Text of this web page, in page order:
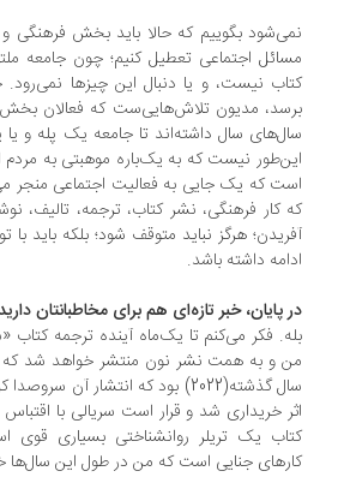
بگوییم که حالا باید بخش فرهنگی و
اجتماعی تعطیل کنیم؛ چون جامعه ملتهب
نیست، و یا دنبال این چیزها نمی‌رود.
مدیون تلاش‌هایی‌ست که فعالان بخش
سال داشته‌اند تا جامعه یک پله و یا یک قدم
نیست که به یک‌باره موهبتی به مردم ارزانی
که یک جایی به فعالیت اجتماعی منجر می‌شود.
کار فرهنگی، نشر کتاب، ترجمه، تالیف، نوشتن،
هرگز نباید متوقف شود؛ بلکه باید با توجه
داشته باشد.
پایان، خبر تازه‌ای هم برای مخاطبانتان دارید؟
فکر می‌کنم تا یک‌ماه آینده ترجمه کتاب
و به همت نشر نون منتشر خواهد شد که یکی از
سال گذشته(2022) بود که انتشار آن سروصدا
خریداری شد و قرار است سریالی با اقتباس از
یک تریلر روانشناختی بسیاری قوی است و
جنایی‌ است که من در طول این سال‌ها